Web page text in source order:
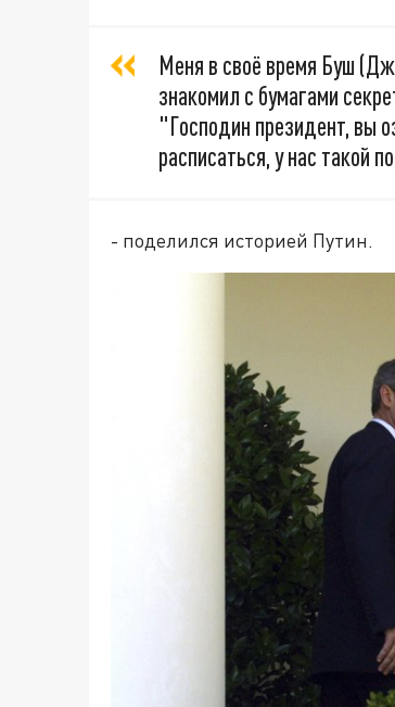
Меня в своё время Буш
знакомил с бумагами
"Господин президент, вы
расписаться, у нас такой
- поделился историей Путин.